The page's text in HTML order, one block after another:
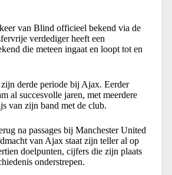
van Blind officieel bekend via de
verdediger heeft een
die meteen ingaat en loopt tot en
derde periode bij Ajax. Eerder
al succesvolle jaren, met meerdere
van zijn band met de club.
na passages bij Manchester United
van Ajax staat zijn teller al op
doelpunten, cijfers die zijn plaats
onderstrepen.